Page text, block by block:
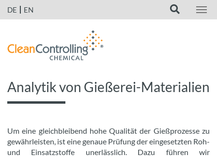
DE EN
Analytik von Gießerei-Materialien
Um eine gleichbleibend hohe Qualität der Gießprozesse zu
gewährleisten, ist eine genaue Prüfung der eingesetzten Roh-
und Einsatzstoffe unerlässlich. Dazu führen wir